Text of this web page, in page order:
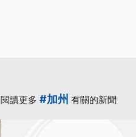
閱讀更多 #加州 有關的新聞